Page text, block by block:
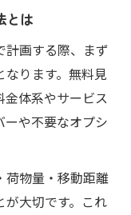
活用する手順
する近距離引
から手続きま
とは
計画する際、まず
ります。無料見
体系やサービス
や不要なオプシ
荷物量・移動距離
大切です。これ